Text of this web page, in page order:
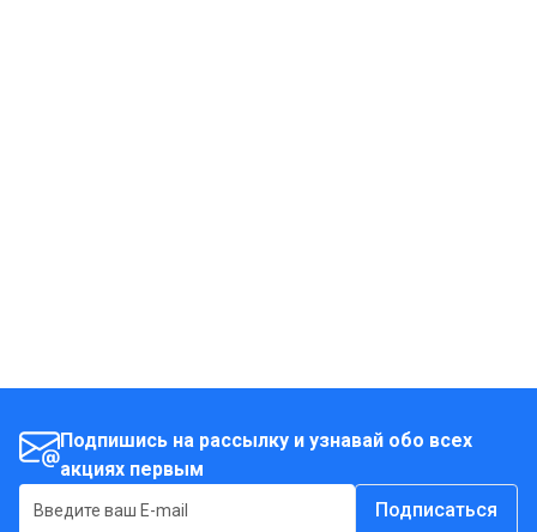
Подпишись на рассылку и узнавай обо всех
акциях первым
Подписаться